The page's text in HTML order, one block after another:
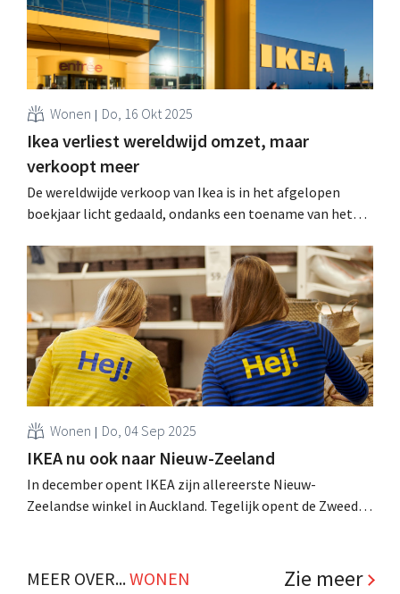
Wonen Do, 16 Okt 2025
Ikea verliest wereldwijd omzet, maar
verkoopt meer
De wereldwijde verkoop van Ikea is in het afgelopen
boekjaar licht gedaald, ondanks een toename van het
blijft ook nieuwe winkels openen, waaronder kleinere
stadsconcepten. .
Wonen Do, 04 Sep 2025
IKEA nu ook naar Nieuw-Zeeland
In december opent IKEA zijn allereerste Nieuw-
Zeelandse winkel in Auckland. Tegelijk opent de Zweedse
MEER OVER...WONEN Zie meer